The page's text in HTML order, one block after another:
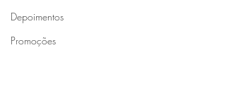
Depoimentos
Promoções